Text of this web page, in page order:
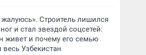
жалуюсь». Строитель лишился
и стал звездой соцсетей:
живет и почему его семью
весь Узбекистан